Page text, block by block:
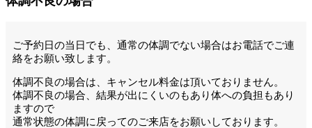
ご予約日の当日でも、通常の体調でない場合はお電話でご連
絡をお願い致します。
体調不良の場合は、キャンセル料金は頂いておりません。
体調不良の場合、結果が出にくいのもあり体への負担もあり
ますので
通常状態の体調に戻ってのご来店をお願いしております。